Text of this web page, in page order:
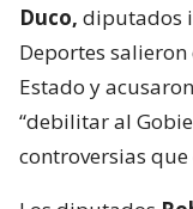
Duco, diputados
Deportes
Estado y
“debilitar al
controversias